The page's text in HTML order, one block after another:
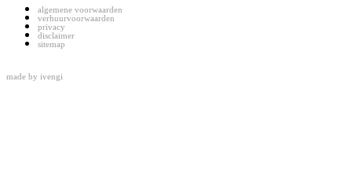
algemene voorwaarden
verhuurvoorwaarden
privacy
disclaimer
sitemap
made by ivengi